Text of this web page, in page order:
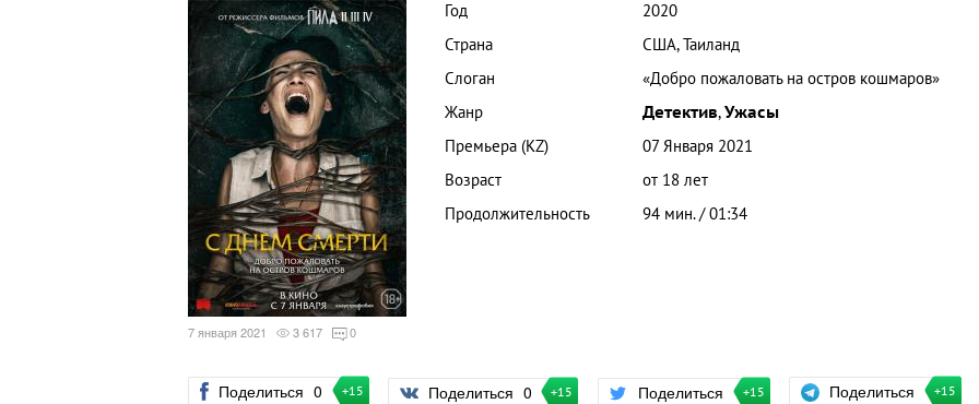
7 января 2021 3 617 0
Год
2020
Страна
США, Таиланд
Слоган
«Добро пожаловать на остров кошмаров»
Жанр
Детектив,Ужасы
Премьера (KZ)
07 Января 2021
Возраст
от 18 лет
Продолжительность
94 мин. / 01:34
Поделиться 0 +15 Поделиться 0 +15 Поделиться +15 Поделиться +15